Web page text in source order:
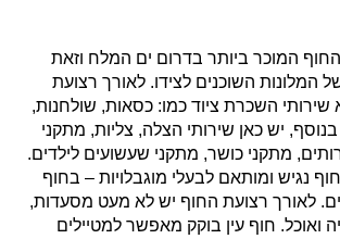
החוף המוכר ביותר בדרום ים המלח וזאת
המלונות השוכנים לצידו. לאורך רצועת
שירותי השכרת ציוד כמו: כסאות, שולחנות,
בנוסף, יש כאן שירותי הצלה, צליות, מתקני
מתקני כושר, מתקני שעשועים לילדים.
נגיש ומותאם לבעלי מוגבלויות – בחוף
לאורך רצועת החוף יש לא מעט מסעדות,
ואוכל. חוף עין בוקק מאפשר למטיילים